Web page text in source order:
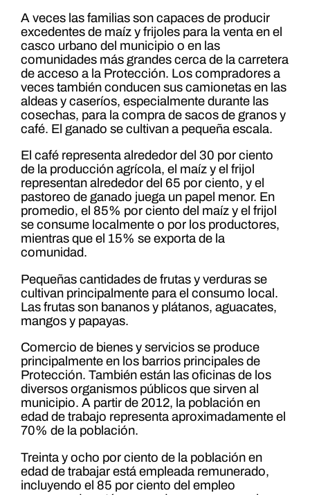
A veces las familias son capaces de producir
excedentes de maíz y frijoles para la venta en el
casco urbano del municipio o en las
comunidades más grandes cerca de la carretera
de acceso a la Protección. Los compradores a
veces también conducen sus camionetas en las
aldeas y caseríos, especialmente durante las
cosechas, para la compra de sacos de granos y
café. El ganado se cultivan a pequeña escala.
El café representa alrededor del 30 por ciento
de la producción agrícola, el maíz y el frijol
representan alrededor del 65 por ciento, y el
pastoreo de ganado juega un papel menor. En
promedio, el 85% por ciento del maíz y el frijol
se consume localmente o por los productores,
mientras que el 15% se exporta de la
comunidad.
Pequeñas cantidades de frutas y verduras se
cultivan principalmente para el consumo local.
Las frutas son bananos y plátanos, aguacates,
mangos y papayas.
Comercio de bienes y servicios se produce
principalmente en los barrios principales de
Protección. También están las oficinas de los
diversos organismos públicos que sirven al
municipio. A partir de 2012, la población en
edad de trabajo representa aproximadamente el
70% de la población.
Treinta y ocho por ciento de la población en
edad de trabajar está empleada remunerado,
incluyendo el 85 por ciento del empleo